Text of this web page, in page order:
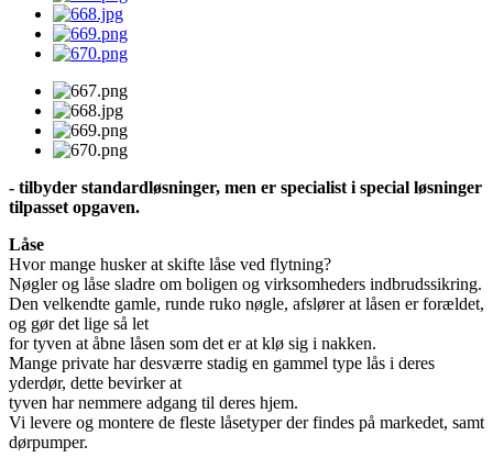
- tilbyder standardløsninger, men er specialist i special løsninger
tilpasset opgaven.
Låse
Hvor mange husker at skifte låse ved flytning?
Nøgler og låse sladre om boligen og virksomheders indbrudssikring.
Den velkendte gamle, runde ruko nøgle, afslører at låsen er forældet,
og gør det lige så let
for tyven at åbne låsen som det er at klø sig i nakken.
Mange private har desværre stadig en gammel type lås i deres
yderdør, dette bevirker at
tyven har nemmere adgang til deres hjem.
Vi levere og montere de fleste låsetyper der findes på markedet, samt
dørpumper.